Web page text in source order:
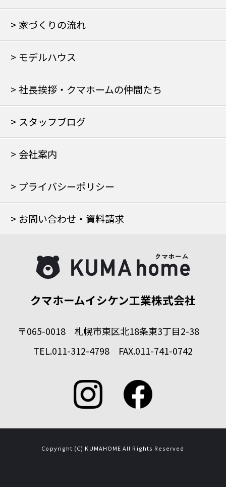
家づくりの流れ
モデルハウス
社長挨拶・クマホームの仲間たち
スタッフブログ
会社案内
プライバシーポリシー
お問い合わせ・資料請求
クマホームイシケン工業株式会社
〒065-0018 札幌市東区北18条東3丁目2-38
TEL.011-312-4798 FAX.011-741-0742
Copyright (C) KUMAHOME All Rights Reserved